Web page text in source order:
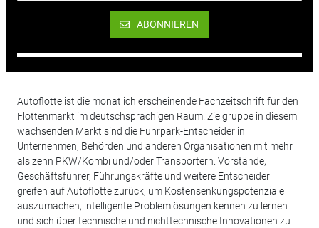
ABONNIEREN
Autoflotte ist die monatlich erscheinende Fachzeitschrift für den
Flottenmarkt im deutschsprachigen Raum. Zielgruppe in diesem
wachsenden Markt sind die Fuhrpark-Entscheider in
Unternehmen, Behörden und anderen Organisationen mit mehr
als zehn PKW/Kombi und/oder Transportern. Vorstände,
Geschäftsführer, Führungskräfte und weitere Entscheider
greifen auf Autoflotte zurück, um Kostensenkungspotenziale
auszumachen, intelligente Problemlösungen kennen zu lernen
und sich über technische und nichttechnische Innovationen zu